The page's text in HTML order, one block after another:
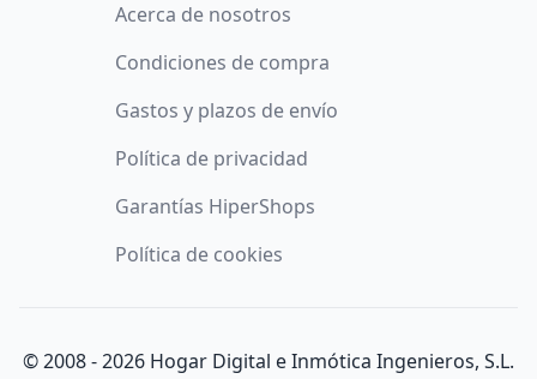
Acerca de nosotros
Condiciones de compra
Gastos y plazos de envío
Política de privacidad
Garantías HiperShops
Política de cookies
© 2008 -2026 Hogar Digital e Inmótica Ingenieros, S.L.